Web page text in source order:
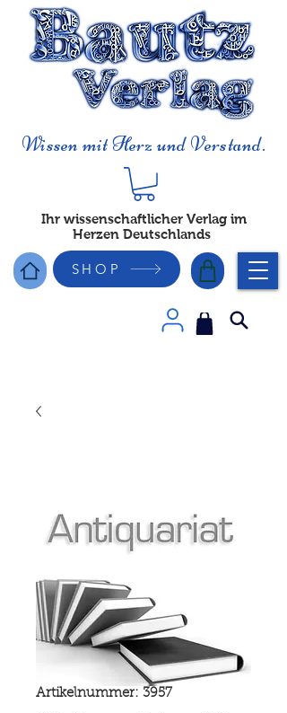
Wissen mit Herz und Verstand.
Ihr wissenschaftlicher Verlag im
Herzen Deutschlands
SHOP
Artikelnummer: 3957